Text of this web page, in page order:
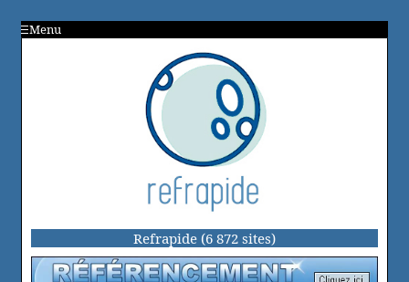
Menu
Refrapide (6 872 sites)